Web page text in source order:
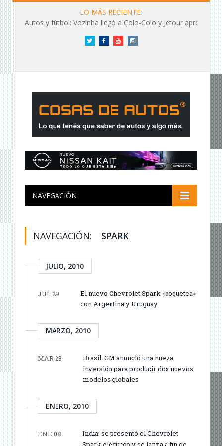
LO MÁS RECIENTE:
Autos y fútbol: Vozinha llegó a Colo-Colo y Jetour aprovechó los flashes
Twitter FacebookYouTubeInstagram
NAVEGACIÓN
NAVEGACIÓN: SPARK
JULIO, 2010
JUL 29
El nuevo Chevrolet Spark «coquetea»
con Argentina y Uruguay
MARZO, 2010
MAR 23
Brasil: GM anunció una nueva
inversión para producir dos nuevos
modelos globales
ENERO, 2010
ENE 08
India: se presentó el Chevrolet
Spark eléctrico y se lanza a fin de